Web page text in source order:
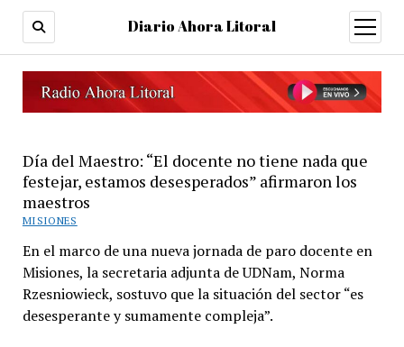
Diario Ahora Litoral
open
menu
Día del Maestro: “El docente no tiene nada que
festejar, estamos desesperados” afirmaron los
maestros
MISIONES
En el marco de una nueva jornada de paro docente en
Misiones, la secretaria adjunta de UDNam, Norma
Rzesniowieck, sostuvo que la situación del sector “es
desesperante y sumamente compleja”.